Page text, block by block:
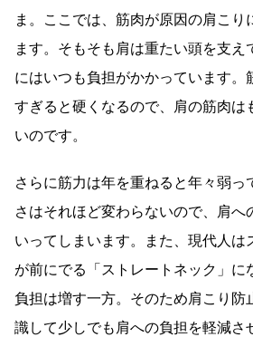
ま。ここでは、筋肉が原因の肩こり
ます。そもそも肩は重たい頭を支え
にはいつも負担がかかっています。
すぎると硬くなるので、肩の筋肉は
いのです。
さらに筋力は年を重ねると年々弱っ
さはそれほど変わらないので、肩へ
いってしまいます。また、現代人は
が前にでる「ストレートネック」に
負担は増す一方。そのため肩こり防
識して少しでも肩への負担を軽減さ